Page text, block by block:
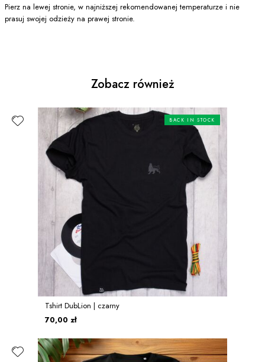
Pierz na lewej stronie, w najniższej rekomendowanej temperaturze i nie
prasuj swojej odzieży na prawej stronie.
Zobacz również
Tshirt DubLion | czarny
70,00 zł
BACK IN STOCK